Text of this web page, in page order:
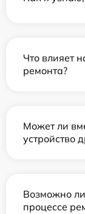
Что влияет
ремонта?
Может ли
устройство
Возможно
процессе